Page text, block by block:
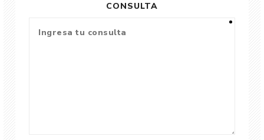
CONSULTA